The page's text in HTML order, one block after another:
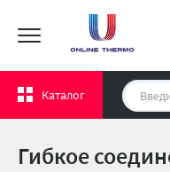
Каталог
Гибкое